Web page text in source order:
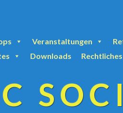
Veranstaltungen
Downloads Rechtliches